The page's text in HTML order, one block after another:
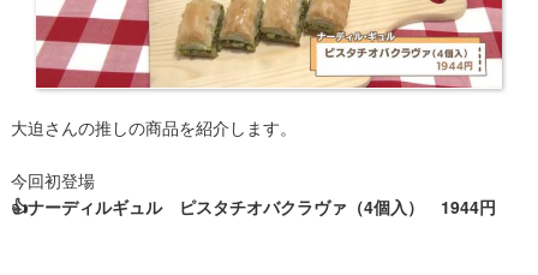
大迫さんの推しの商品を紹介します。
今回初登場
👍ナーディルギュル ピスタチオバクラヴァ（4個入） 1944円